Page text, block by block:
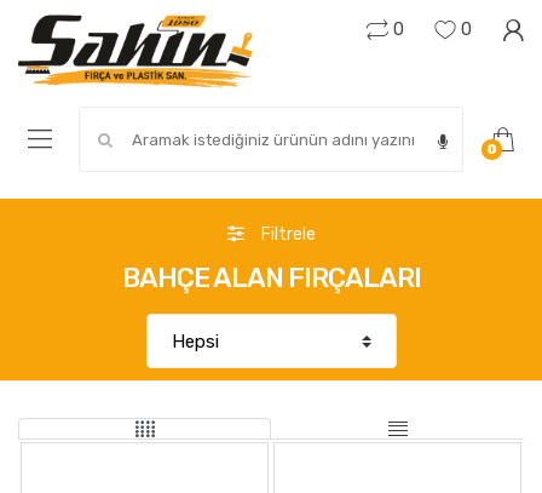
0
0
0
Filtrele
BAHÇE ALAN FIRÇALARI